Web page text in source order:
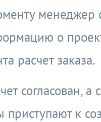
менеджер
о
расчет заказа.
согласован, а
приступают к